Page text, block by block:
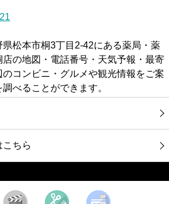
松本市桐3丁目2-42にある薬局・薬
の地図・電話番号・天気予報・最寄
コンビニ・グルメや観光情報をご案
べることができます。
こちら